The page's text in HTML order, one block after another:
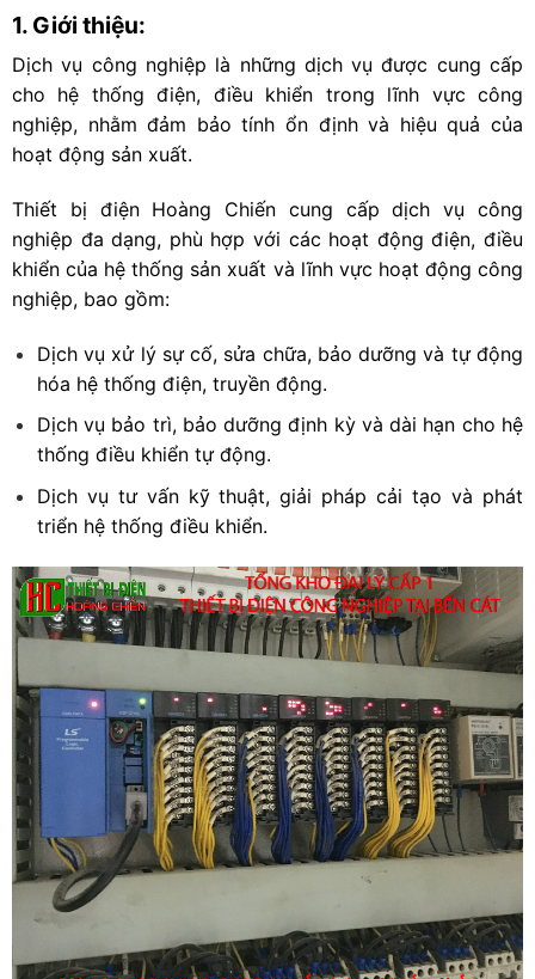
1. Giới thiệu:
Dịch vụ công nghiệp là những dịch vụ được cung cấp
cho hệ thống điện, điều khiển trong lĩnh vực công
nghiệp, nhằm đảm bảo tính ổn định và hiệu quả của
hoạt động sản xuất.
Thiết bị điện Hoàng Chiến cung cấp dịch vụ công
nghiệp đa dạng, phù hợp với các hoạt động điện, điều
khiển của hệ thống sản xuất và lĩnh vực hoạt động công
nghiệp, bao gồm:
Dịch vụ xử lý sự cố, sửa chữa, bảo dưỡng và tự động
hóa hệ thống điện, truyền động.
Dịch vụ bảo trì, bảo dưỡng định kỳ và dài hạn cho hệ
thống điều khiển tự động.
Dịch vụ tư vấn kỹ thuật, giải pháp cải tạo và phát
triển hệ thống điều khiển.